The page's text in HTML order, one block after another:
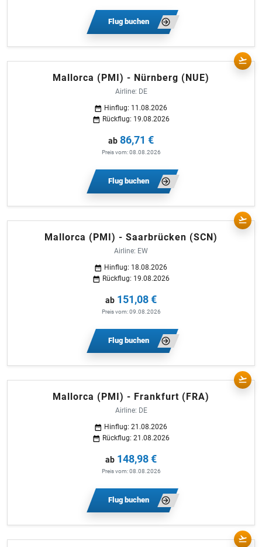
Flug buchen
Mallorca (PMI) - Nürnberg (NUE)
Airline: DE
Hinflug: 11.08.2026
Rückflug: 19.08.2026
ab 86,71 €
Preis vom: 08.08.2026
Flug buchen
Mallorca (PMI) - Saarbrücken (SCN)
Airline: EW
Hinflug: 18.08.2026
Rückflug: 19.08.2026
ab 151,08 €
Preis vom: 09.08.2026
Flug buchen
Mallorca (PMI) - Frankfurt (FRA)
Airline: DE
Hinflug: 21.08.2026
Rückflug: 21.08.2026
ab 148,98 €
Preis vom: 08.08.2026
Flug buchen